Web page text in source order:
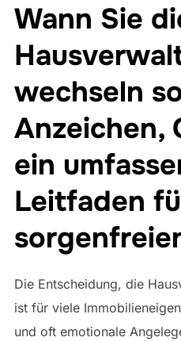
Wann Sie
wechseln
Anzeichen,
ein
Leitfaden
Die Entscheidung, die
ist für viele
und oft emotionale